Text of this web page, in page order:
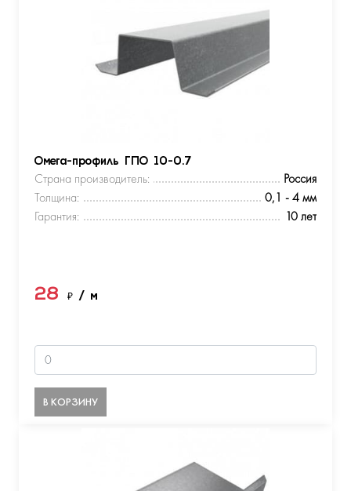
Омега-профиль ГПО 10-0.7
Страна производитель:
Россия
Толщина:
0,1 - 4 мм
Гарантия:
10 лет
28 ₽ / м
В КОРЗИНУ